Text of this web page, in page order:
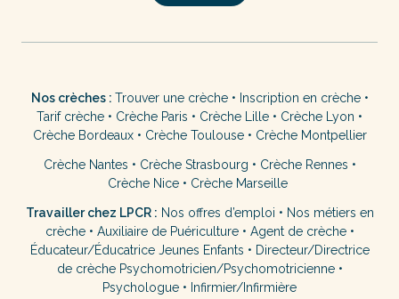
Nos crèches : Trouver une crèche• Inscription en crèche•
Tarif crèche • Crèche Paris • Crèche Lille • Crèche Lyon •
Crèche Bordeaux• Crèche Toulouse• Crèche Montpellier
Crèche Nantes • Crèche Strasbourg • Crèche Rennes •
Crèche Nice • Crèche Marseille
Travailler chez LPCR : Nos offres d’emploi • Nos métiers en
crèche• Auxiliaire de Puériculture• Agent de crèche•
Éducateur/Éducatrice Jeunes Enfants • Directeur/Directrice
de crèche Psychomotricien/Psychomotricienne•
Psychologue • Infirmier/Infirmière